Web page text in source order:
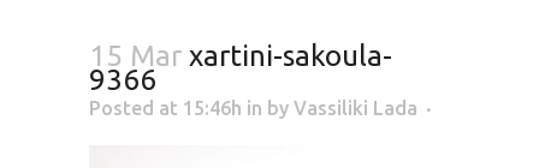
15 Mar xartini-sakoula-
9366
Posted at 15:46h in by Vassiliki Lada